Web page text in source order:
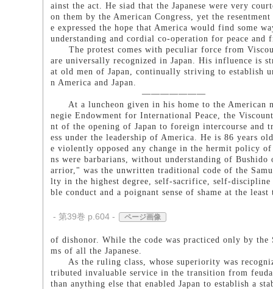
ainst the act. He siad that the Japanese were very
on them by the American Congress, yet the
e expressed the hope that America would find some
understanding and cordial co-operation for peace and
The protest comes with peculiar force from
are universally recognized in Japan. His influence is
at old men of Japan, continually striving to establish
n America and Japan.
―――――――
At a luncheon given in his home to the American
negie Endowment for International Peace, the
nt of the opening of Japan to foreign intercourse and
ess under the leadership of America. He is 86 years
e violently opposed any change in the hermit policy
ns were barbarians, without understanding of
arrior," was the unwritten traditional code of the
lty in the highest degree, self-sacrifice, self-
ble conduct and a poignant sense of shame at the least
- 第39巻 p.604 - ページ画像
of dishonor. While the code was practiced only by
ms of all the Japanese.
As the ruling class, whose superiority was
tributed invaluable service in the transition from
than anything else that enabled Japan to establish a